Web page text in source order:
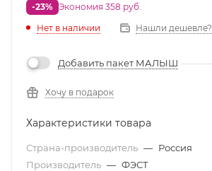
-23% Экономия 358 руб.
Нет в наличии
Нашли дешевле?
Добавить пакет МАЛЫШ
Хочу в подарок
Характеристики товара
Страна-производитель — Россия
Производитель — ФЭСТ